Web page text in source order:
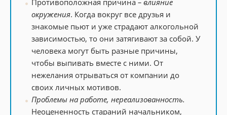
окружения. Когда вокруг все друзья и
знакомые пьют и уже страдают алкогольной
зависимостью, то они затягивают за собой. У
человека могут быть разные причины,
чтобы выпивать вместе с ними. От
нежелания отрываться от компании до
своих личных мотивов.
Проблемы на работе, нереализованность.
Неоцененность стараний начальником,